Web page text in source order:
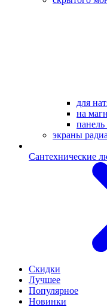
для
на
экраны
Сантехнические
Скидки
Лучшее
Популярное
Новинки